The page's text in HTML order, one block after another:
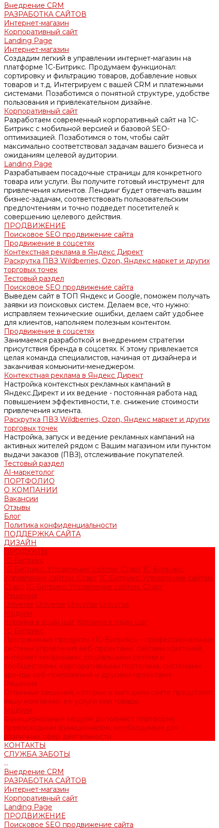
Внедрение CRM
РАЗРАБОТКА САЙТОВ
Интернет-магазин
Корпоративный сайт
Landing Page
Интернет-магазин
Создадим легкий в управлении интернет-магазин на
платформе 1С-Битрикс. Продумаем функционал:
сортировку и фильтрацию товаров, добавление новых
товаров и т.д. Интегрируем с вашей CRM и платежными
системами. Позаботимся о понятной структуре, удобстве
пользования и привлекательном дизайне.
Корпоративный сайт
Разработаем современный корпоративный сайт на 1С-
Битрикс с мобильной версией и базовой SEO-
оптимизацией. Позаботимся о том, чтобы сайт
максимально соответствовал задачам вашего бизнеса и
ожиданиям целевой аудитории.
Landing Page
Разрабатываем посадочные страницы для конкретного
товара или услуги. Вы получите готовый инструмент для
привлечения клиентов. Лендинг будет отвечать вашим
бизнес-задачам, соответствовать пользовательским
предпочтениям и точно подведет посетителей к
совершению целевого действия.
ПРОДВИЖЕНИЕ
Поисковое SEO продвижение сайта
Продвижение в соцсетях
Контекстная реклама в Яндекс Директ
Раскрутка ПВЗ Wildberries, Ozon, Яндекс маркет и других
торговых точек
Тестовый раздел
Поисковое SEO продвижение сайта
Выведем сайт в ТОП Яндекс и Google, поможем получать
заявки из поисковых систем. Делаем все, что нужно:
исправляем технические ошибки, делаем сайт удобнее
для клиентов, наполняем полезным контентом.
Продвижение в соцсетях
Занимаемся разработкой и внедрением стратегии
присутствия бренда в соцсетях. К этому привлекается
целая команда специалистов, начиная от дизайнера и
заканчивая комьюнити-менеджером.
Контекстная реклама в Яндекс Директ
Настройка контекстных рекламных кампаний в
Яндекс.Директ и их ведение - постоянная работа над
повышением эффективности, т.е. снижение стоимости
привлечения клиента.
Раскрутка ПВЗ Wildberries, Ozon, Яндекс маркет и других
торговых точек
Настройка, запуск и ведение рекламных кампаний на
активных жителей рядом с Вашим магазином или пунктом
выдачи заказов (ПВЗ), отслеживание покупателей.
Тестовый раздел
AI-маркетолог
ПОРТФОЛИО
О КОМПАНИИ
Вакансии
Отзывы
Блог
Политика конфиденциальности
ПОДДЕРЖКА САЙТА
ДИЗАЙН
ПРОДУКТЫ
1С-Битрикс
1С-Битрикс: Управление сайтом. Старт 1С-Битрикс:
Управление сайтом. Старт 1С-Битрикс: Управление сайтом.
Старт 1С-Битрикс: Управление сайтом. Старт
Решения
Universe Universe Universe Universe
Модули
Корзина в один шаг Корзина в один шаг
1С-Битрикс
Программные продукты «1С-Битрикс» - профессиональные
системы управления веб-проектами: сайтами компаний,
интернет-магазинами, социальными сетями и
сообществами, корпоративными порталами, системами
аренды веб-приложений и другими проектами.
Решения
Отличные решения, которые в выгодном свете представят
вашу компанию, ее услуги или товары
Модули
Функциональные модули дополняют платформу
превосходным функционалом, необходимым для
различных сфер деятельности.
КОНТАКТЫ
СЛУЖБА ЗАБОТЫ
...
Внедрение CRM
РАЗРАБОТКА САЙТОВ
Интернет-магазин
Корпоративный сайт
Landing Page
ПРОДВИЖЕНИЕ
Поисковое SEO продвижение сайта